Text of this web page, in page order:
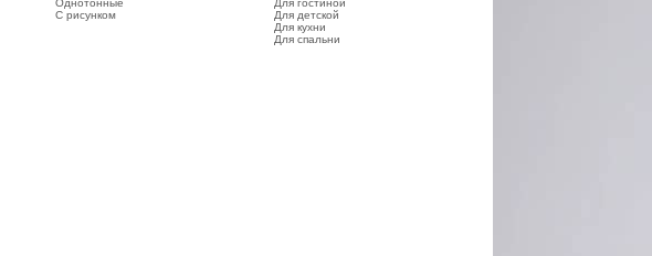
Однотонные
С рисунком
Для гостиной
Для детской
Для кухни
Для спальни